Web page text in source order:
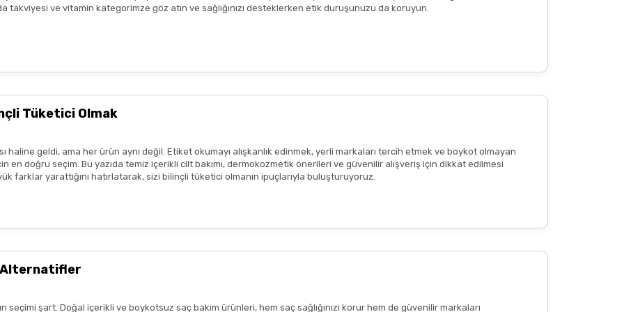
ederim boykot ürünleri
geldi,özenli paketlenmişti.
aldıklarım burada daha
ilk tercih sebebimdi iletişim ve
tavsiyesinin yerini tutmaz.
önce ürünün küçük bir bölgede test edilmesi, olasıalerjik reaksiyonveyaciltte kızarıklıkolup olmadığının
ürün kullanımını durdurunuz ve bir uzmana başvurunuz.
uygun şekilde paylaşılmaktadır.
takviyesi ve vitamin kategorimze göz atın ve sağlığınızı desteklerken etik duruşunuzu da koruyun.
Tüketici Olmak
haline geldi, ama her ürün aynı değil. Etiket okumayı alışkanlık edinmek, yerli markaları tercih etmek ve boykot olmayan
en doğru seçim. Bu yazıda temiz içerikli cilt bakımı, dermokozmetik önerileri ve güvenilir alışveriş için dikkat edilmesi
farklar yarattığını hatırlatarak, sizi bilinçli tüketici olmanın ipuçlarıyla buluşturuyoruz.
Alternatifler
şart. Doğal içerikli ve boykotsuz saç bakım ürünleri, hem saç sağlığınızı korur hem de güvenilir markaları